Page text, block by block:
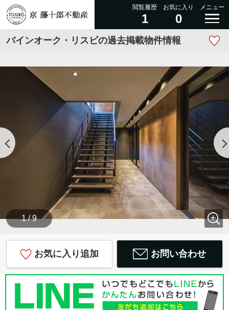
閲覧履歴
1
お気に入り
0
メニュー
バインオーク・リスビの過去掲載物件情報
1 / 9
お気に入り追加 お問い合わせ